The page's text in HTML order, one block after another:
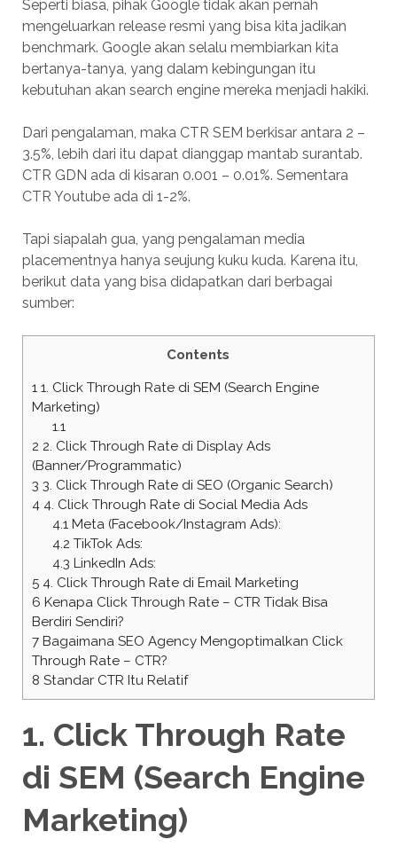
Seperti biasa, pihak Google tidak akan pernah
mengeluarkan release resmi yang bisa kita jadikan
benchmark. Google akan selalu membiarkan kita
bertanya-tanya, yang dalam kebingungan itu
kebutuhan akan search engine mereka menjadi hakiki.
Dari pengalaman, maka CTR SEM berkisar antara 2 –
3.5%, lebih dari itu dapat dianggap mantab surantab.
CTR GDN ada di kisaran 0.001 – 0.01%. Sementara
CTR Youtube ada di 1-2%.
Tapi siapalah gua, yang pengalaman media
placementnya hanya seujung kuku kuda. Karena itu,
berikut data yang bisa didapatkan dari berbagai
sumber:
Contents
11. Click Through Rate di SEM (Search Engine
Marketing)
1.1
2 2. Click Through Rate di Display Ads
(Banner/Programmatic)
3 3. Click Through Rate di SEO (Organic Search)
44. Click Through Rate di Social Media Ads
4.1Meta (Facebook/Instagram Ads):
4.2 TikTok Ads:
4.3 LinkedIn Ads:
54. Click Through Rate di Email Marketing
6 Kenapa Click Through Rate – CTR Tidak Bisa
Berdiri Sendiri?
7Bagaimana SEO Agency Mengoptimalkan Click
Through Rate – CTR?
8 Standar CTR Itu Relatif
1. Click Through Rate
di SEM (Search Engine
Marketing)